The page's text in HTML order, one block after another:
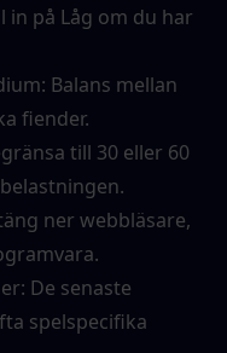
in på Låg om du har
Balans mellan
fiender.
till 30 eller 60
ner webbläsare,
De senaste
spelspecifika